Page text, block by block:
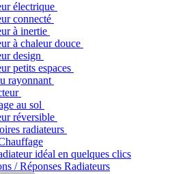
électrique
connecté
à inertie
à chaleur douce
design
petits espaces
rayonnant
au sol
réversible
radiateurs
idéal en quelques clics
/ Réponses Radiateurs